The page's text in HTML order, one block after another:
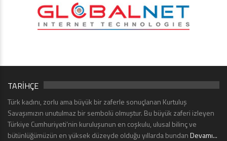
TARİHÇE
Türk kadını, zorlu ama büyük bir zaferle sonuçlanan Kurtuluş
Savaşımızın unutulmaz bir sembolü olmuştur. Bu büyük zaferi izleyen
Türkiye Cumhuriyeti’nin kuruluşunun en coşkulu, ulusal bilinç ve
bütünlüğümüzün en yüksek düzeyde olduğu yıllarda bundanDevamı...